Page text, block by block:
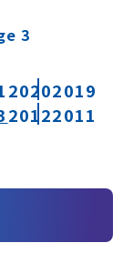
3
20202019
20122011